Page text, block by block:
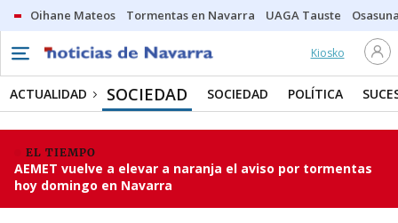
Oihane Mateos Tormentas en Navarra UAGA Tauste
Kiosko
ACTUALIDAD SOCIEDAD SOCIEDAD POLÍTICA
EL TIEMPO
AEMET vuelve a elevar a naranja el aviso por tormentas
hoy domingo en Navarra